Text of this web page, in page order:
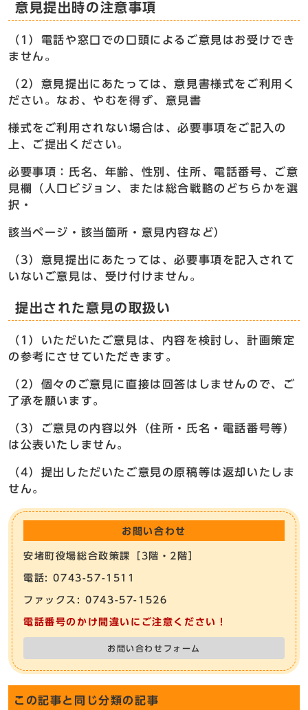
意見提出時の注意事項
（1）電話や窓口での口頭によるご意見はお受けでき
ません。
（2）意見提出にあたっては、意見書様式をご利用く
ださい。なお、やむを得ず、意見書
様式をご利用されない場合は、必要事項をご記入の
上、ご提出ください。
必要事項：氏名、年齢、性別、住所、電話番号、ご意
見欄（人口ビジョン、または総合戦略のどちらかを選
択・
該当ページ・該当箇所・意見内容など）
（3）意見提出にあたっては、必要事項を記入されて
いないご意見は、受け付けません。
提出された意見の取扱い
（1）いただいたご意見は、内容を検討し、計画策定
の参考にさせていただきます。
（2）個々のご意見に直接は回答はしませんので、ご
了承を願います。
（3）ご意見の内容以外（住所・氏名・電話番号等）
は公表いたしません。
（4）提出しただいたご意見の原稿等は返却いたしま
せん。
お問い合わせ
安堵町役場総合政策課［3階・2階］
電話: 0743-57-1511
ファックス: 0743-57-1526
電話番号のかけ間違いにご注意ください！
お問い合わせフォーム
この記事と同じ分類の記事